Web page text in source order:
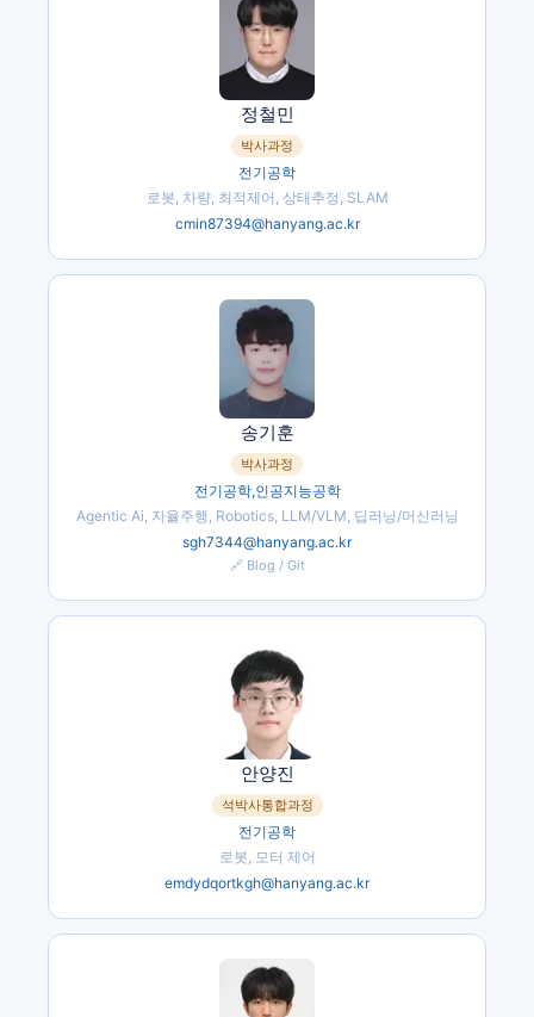
정철민
박사과정
전기공학
로봇, 차량, 최적제어, 상태추정, SLAM
cmin87394@hanyang.ac.kr
송기훈
박사과정
전기공학,인공지능공학
Agentic Ai, 자율주행, Robotics, LLM/VLM, 딥러닝/머신러닝
sgh7344@hanyang.ac.kr
🔗 Blog / Git
안양진
석박사통합과정
전기공학
로봇, 모터 제어
emdydqortkgh@hanyang.ac.kr